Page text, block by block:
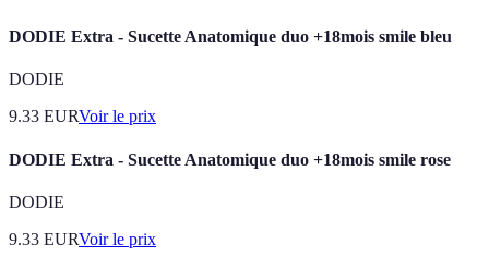
DODIE Extra - Sucette Anatomique duo +18mois smile bleu
DODIE
9.33 EURVoir le prix
DODIE Extra - Sucette Anatomique duo +18mois smile rose
DODIE
9.33 EURVoir le prix